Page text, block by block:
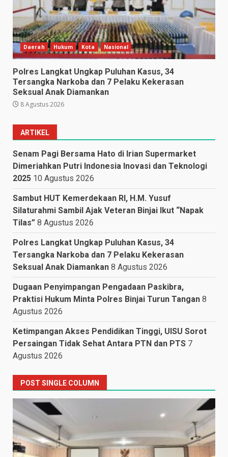
Daerah Hukum Kota Nasional
Polres Langkat Ungkap Puluhan Kasus, 34
Tersangka Narkoba dan 7 Pelaku Kekerasan
Seksual Anak Diamankan
8 Agustus 2026
ARTIKEL
Senam Pagi Bersama Hato di Irian Supermarket
Dimeriahkan Putri Indonesia Inovasi dan Teknologi
2025 10 Agustus 2026
Sambut HUT Kemerdekaan RI, H.M. Yusuf
Silaturahmi Sambil Ajak Veteran Binjai Ikut “Napak
Tilas” 8 Agustus 2026
Polres Langkat Ungkap Puluhan Kasus, 34
Tersangka Narkoba dan 7 Pelaku Kekerasan
Seksual Anak Diamankan 8 Agustus 2026
Dugaan Penyimpangan Pengadaan Paskibra,
Praktisi Hukum Minta Polres Binjai Turun Tangan 8
Agustus 2026
Ketimpangan Akses Pendidikan Tinggi, UISU Sorot
Persaingan Tidak Sehat Antara PTN dan PTS 7
Agustus 2026
POST SINGLE COLUMN